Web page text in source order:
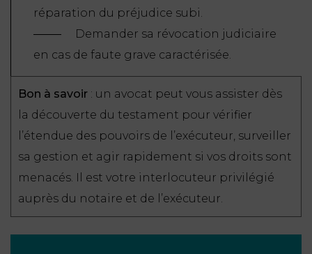
réparation du préjudice subi.
Demander sa révocation judiciaire
en cas de faute grave caractérisée.
Bon à savoir : un avocat peut vous assister dès
la découverte du testament pour vérifier
l’étendue des pouvoirs de l’exécuteur, surveiller
sa gestion et agir rapidement si vos droits sont
menacés. Il est votre interlocuteur privilégié
auprès du notaire et de l’exécuteur.